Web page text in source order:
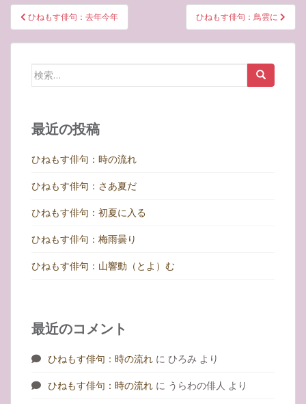
投
稿
ナ
ひねもす俳句：去年今年 ひねもす俳句：鳥雲に
検
最近の投稿
ひねもす俳句：時の流れ
ひねもす俳句：さあ夏だ
ひねもす俳句：初夏に入る
ひねもす俳句：梅雨曇り
ひねもす俳句：山響動（とよ）む
最近のコメント
ひねもす俳句：時の流れ に ひろみ より
ひねもす俳句：時の流れ に うらわの俳人 より